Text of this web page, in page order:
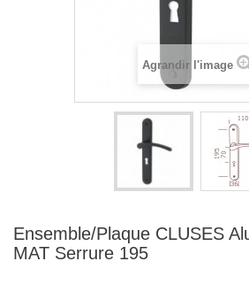
Agrandir l'image
Ensemble/Plaque CLUSES
MAT Serrure 195